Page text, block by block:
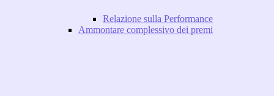
Relazione sulla Performance
Ammontare complessivo dei premi